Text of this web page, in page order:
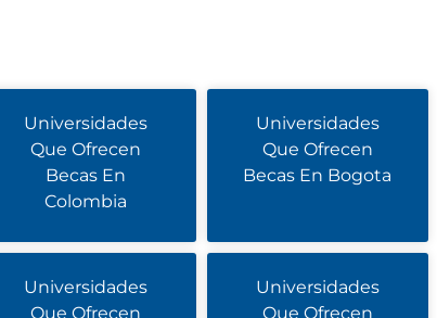
Universidades
Que Ofrecen
Becas En
Colombia
Universidades
Que Ofrecen
Becas En Bogota
Universidades
Que Ofrecen
Universidades
Que Ofrecen